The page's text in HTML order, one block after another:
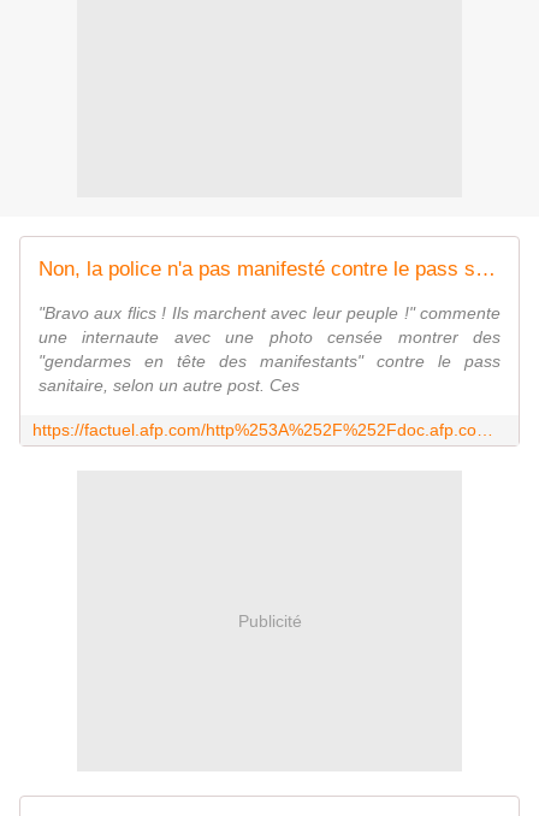
Non, la police n'a pas manifesté contre le pass sanitaire à Paris
"Bravo aux flics ! Ils marchent avec leur peuple !" commente
une internaute avec une photo censée montrer des
"gendarmes en tête des manifestants" contre le pass
sanitaire, selon un autre post. Ces
Publicité